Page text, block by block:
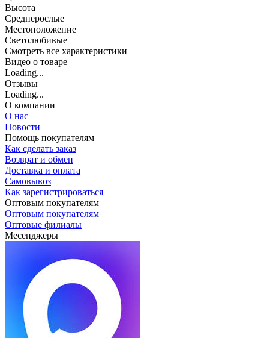
Высота
Среднерослые
Местоположение
Светолюбивые
Cмотреть все характеристики
Видео о товаре
Loading...
Отзывы
Loading...
О компании
О нас
Новости
Помощь покупателям
Как сделать заказ
Возврат и обмен
Доставка и оплата
Самовывоз
Как зарегистрироваться
Оптовым покупателям
Оптовым покупателям
Оптовые филиалы
Месенджеры